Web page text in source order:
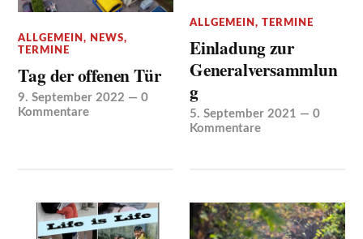
ALLGEMEIN, NEWS,
TERMINE
Tag der offenen Tür
9. September 2022 —0
Kommentare
ALLGEMEIN,TERMINE
Einladung zur
Generalversammlun
g
5. September 2021 —0
Kommentare